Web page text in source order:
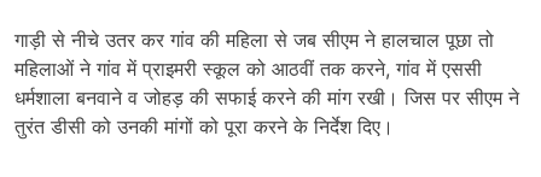
गाड़ी से नीचे उतर कर गांव की महिला से जब सीएम ने हालचाल पूछा तो
महिलाओं ने गांव में प्राइमरी स्कूल को आठवीं तक करने, गांव में एससी
धर्मशाला बनवाने व जोहड़ की सफाई करने की मांग रखी। जिस पर सीएम ने
तुरंत डीसी को उनकी मांगों को पूरा करने के निर्देश दिए।